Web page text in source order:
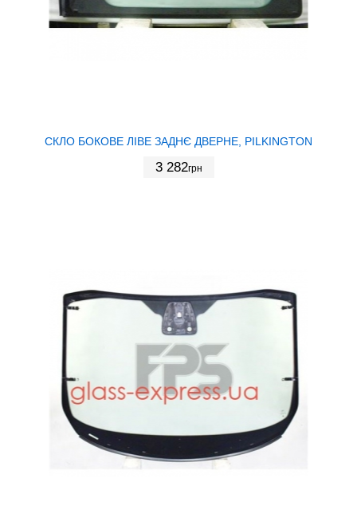
СКЛО БОКОВЕ ЛІВЕ ЗАДНЄ ДВЕРНЕ, PILKINGTON
3 282грн